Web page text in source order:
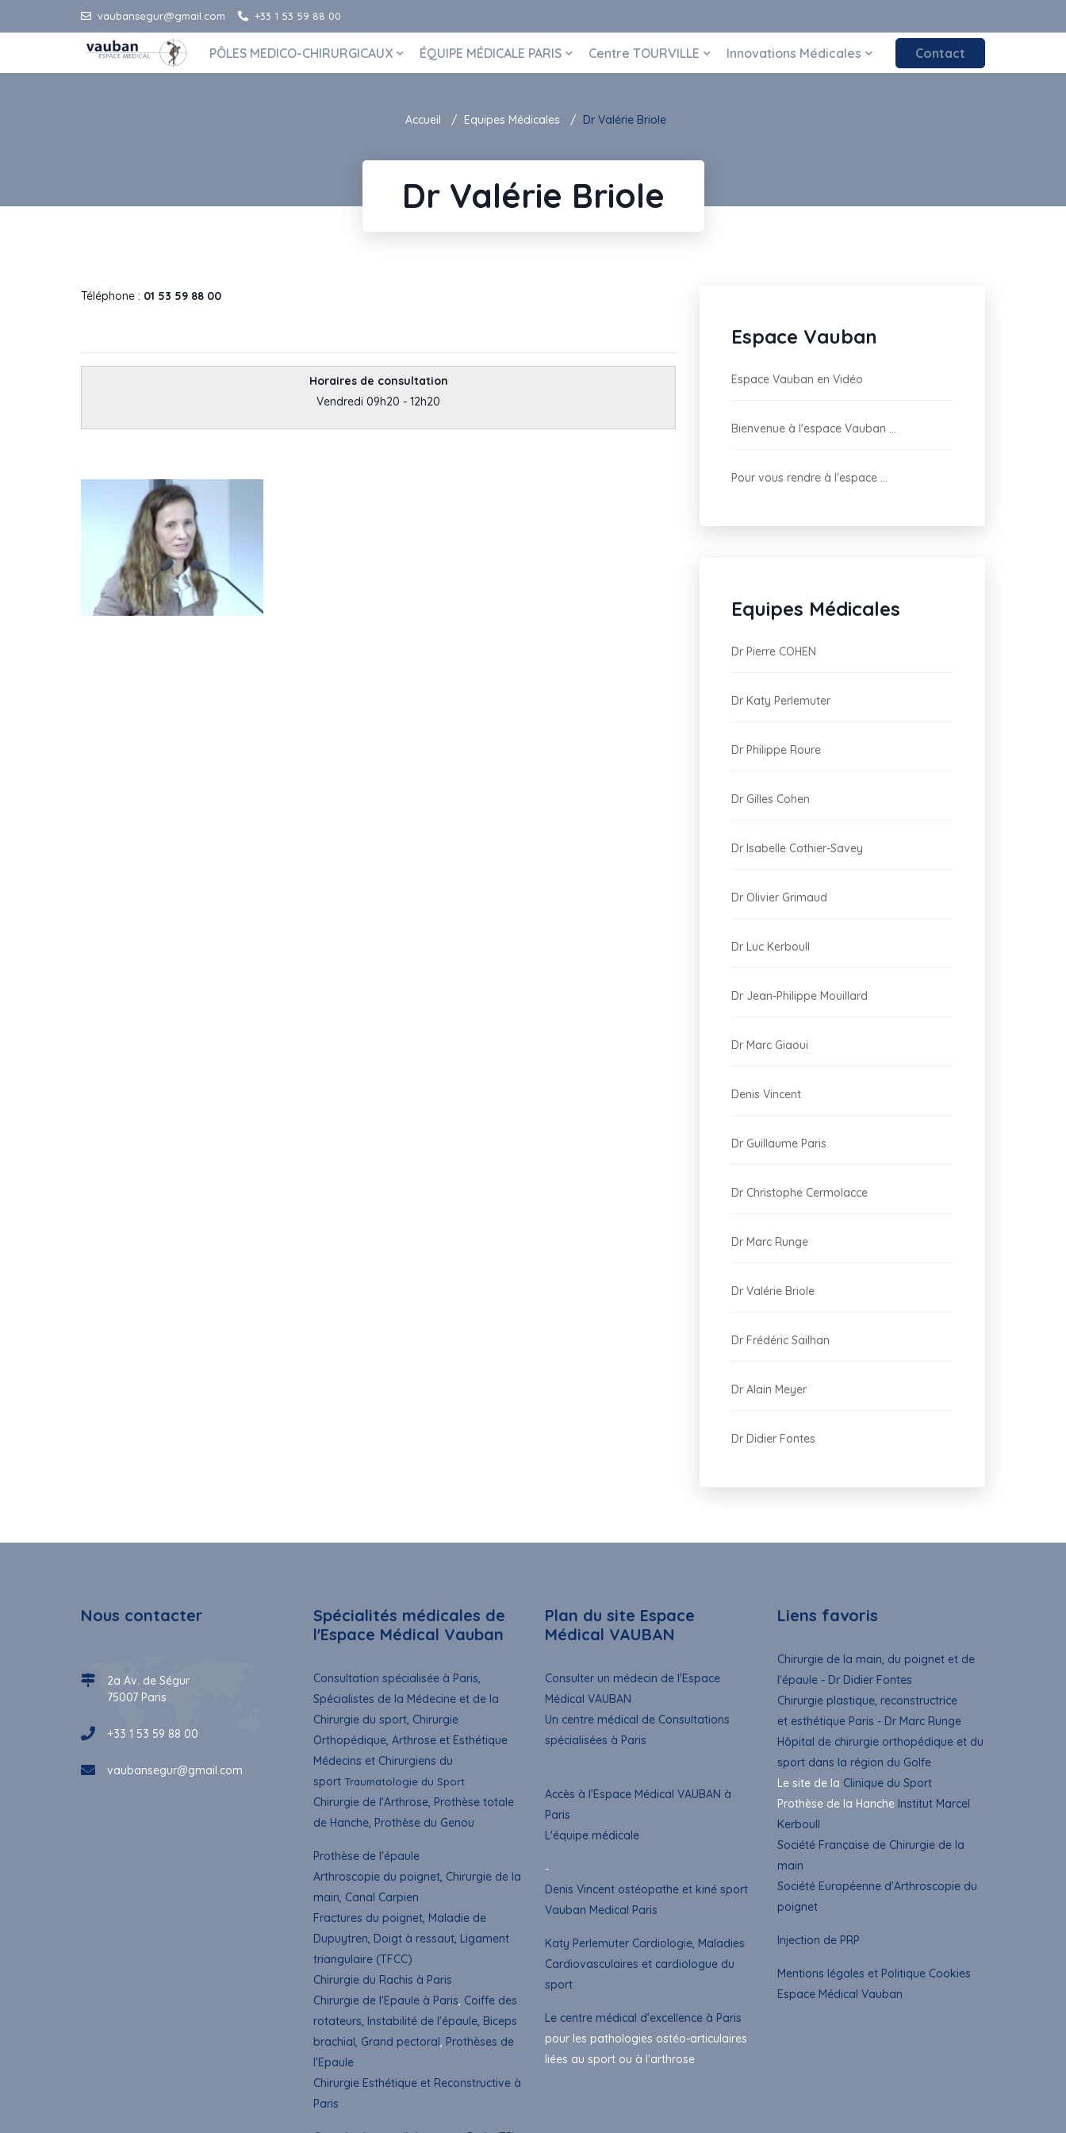
vaubansegur@gmail.com +33 1 53 59 88 00
PÔLES MEDICO-CHIRURGICAUX ÉQUIPE MÉDICALE PARIS Centre TOURVILLE Innovations Médicales Contact
Accueil Equipes Médicales Dr Valérie Briole
Dr Valérie Briole
Espace Vauban
Espace Vauban en Vidéo
Bienvenue à l'espace Vauban ...
Pour vous rendre à l'espace ...
Equipes Médicales
Dr Pierre COHEN
Dr Katy Perlemuter
Dr Philippe Roure
Dr Gilles Cohen
Dr Isabelle Cothier-Savey
Dr Olivier Grimaud
Dr Luc Kerboull
Dr Jean-Philippe Mouillard
Dr Marc Giaoui
Denis Vincent
Dr Guillaume Paris
Dr Christophe Cermolacce
Dr Marc Runge
Dr Valérie Briole
Dr Frédéric Sailhan
Dr Alain Meyer
Dr Didier Fontes
Téléphone : 01 53 59 88 00
Horaires de consultation
Vendredi 09h20 - 12h20
Nous contacter
2a Av. de Ségur
75007 Paris
+33 1 53 59 88 00
vaubansegur@gmail.com
Spécialités médicales de
l'Espace Médical Vauban
Consultation spécialisée à Paris,
Spécialistes de la Médecine et de la
Chirurgie du sport, Chirurgie
Orthopédique, Arthrose et Esthétique
Médecins et Chirurgiens du
sport Traumatologie du Sport
Chirurgie de l'Arthrose, Prothèse totale
de Hanche, Prothèse du Genou
Prothèse de l'épaule
Arthroscopie du poignet, Chirurgie de la
main, Canal Carpien
Fractures du poignet, Maladie de
Dupuytren, Doigt à ressaut, Ligament
triangulaire (TFCC)
Chirurgie du Rachis à Paris
Chirurgie de l'Epaule à Paris, Coiffe des
rotateurs, Instabilité de l'épaule, Biceps
brachial, Grand pectoral, Prothèses de
l'Epaule
Chirurgie Esthétique et Reconstructive à
Paris
Plan du site Espace
Médical VAUBAN
Consulter un médecin de l'Espace
Médical VAUBAN
Un centre médical de Consultations
spécialisées à Paris
Accès à l'Espace Médical VAUBAN à
Paris
L'équipe médicale
-
Denis Vincent ostéopathe et kiné sport
Vauban Medical Paris
Katy Perlemuter Cardiologie, Maladies
Cardiovasculaires et cardiologue du
sport
Le centre médical d'excellence à Paris
pour les pathologies ostéo-articulaires
liées au sport ou à l'arthrose
Liens favoris
Chirurgie de la main, du poignet et de
l'épaule - Dr Didier Fontes
Chirurgie plastique, reconstructrice
et esthétique Paris - Dr Marc Runge
Hôpital de chirurgie orthopédique et du
sport dans la région du Golfe
Le site de la Clinique du Sport
Prothèse de la Hanche Institut Marcel
Kerboull
Société Française de Chirurgie de la
main
Société Européenne d'Arthroscopie du
poignet
Injection de PRP
Mentions légales et Politique Cookies
Espace Médical Vauban